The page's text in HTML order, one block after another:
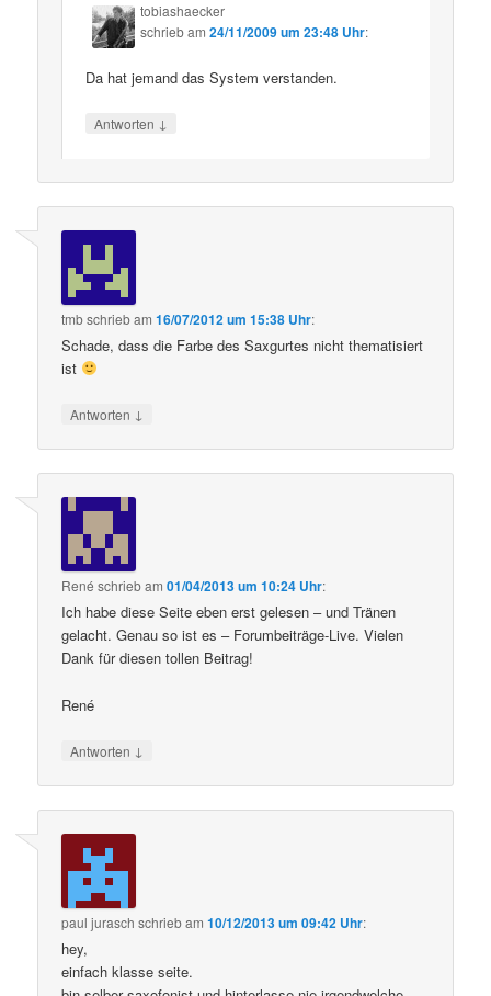
tobiashaecker
schriebam24/11/2009 um 23:48 Uhr:
Da hat jemand das System verstanden.
Antworten ↓
tmbschriebam16/07/2012 um 15:38 Uhr:
Schade, dass die Farbe des Saxgurtes nicht thematisiert
ist
Antworten ↓
René schriebam01/04/2013 um 10:24 Uhr:
Ich habe diese Seite eben erst gelesen – und Tränen
gelacht. Genau so ist es – Forumbeiträge-Live. Vielen
Dank für diesen tollen Beitrag!
René
Antworten ↓
paul jurasch schriebam10/12/2013 um 09:42 Uhr:
hey,
einfach klasse seite.